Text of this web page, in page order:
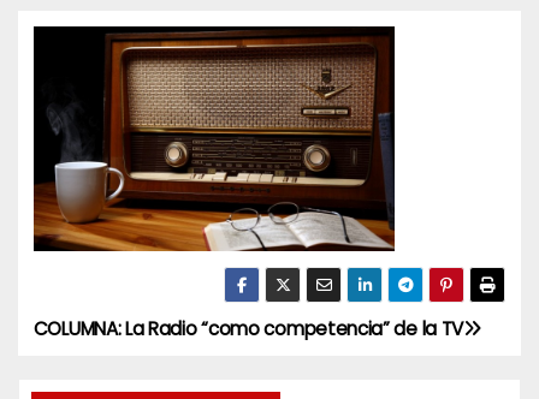
N
COLUMNA: La Radio “como competencia” de la TV